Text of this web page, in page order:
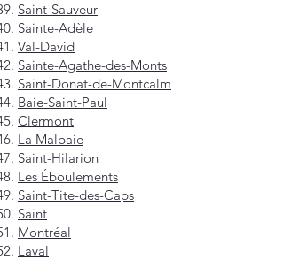
Saint-Sauveur
Sainte-Adèle
Val-David
Sainte-Agathe-des-Monts
Saint-Donat-de-Montcalm
Baie-Saint-Paul
Clermont
La Malbaie
Saint-Hilarion
Les Éboulements
Saint-Tite-des-Caps
Saint
Montréal
Laval